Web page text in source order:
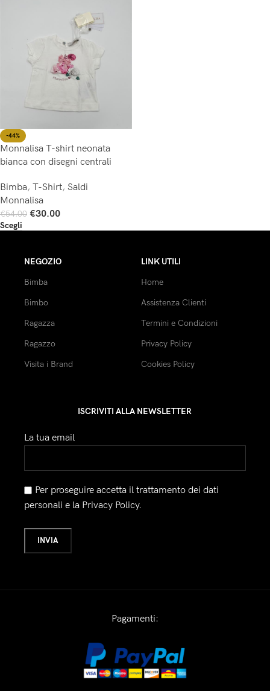
-44%
Monnalisa T-shirt neonata
bianca con disegni centrali
Bimba, T-Shirt, Saldi
Monnalisa
€54.00 €30.00
Scegli
NEGOZIO
Bimba
Bimbo
Ragazza
Ragazzo
Visita i Brand
LINK UTILI
Home
Assistenza Clienti
Termini e Condizioni
Privacy Policy
Cookies Policy
ISCRIVITI ALLA NEWSLETTER
La tua email
Per proseguire accetta il trattamento dei dati
personali e la Privacy Policy.
Pagamenti: